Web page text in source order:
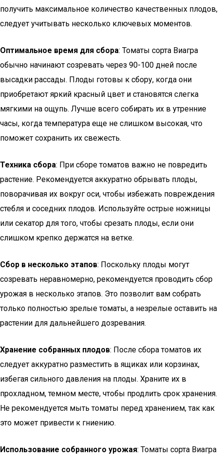
получить максимальное количество качественных плодов,
следует учитывать несколько ключевых моментов.
Оптимальное время для сбора: Томаты сорта Виагра
обычно начинают созревать через 90-100 дней после
высадки рассады. Плоды готовы к сбору, когда они
приобретают яркий красный цвет и становятся слегка
мягкими на ощупь. Лучше всего собирать их в утренние
часы, когда температура еще не слишком высокая, что
поможет сохранить их свежесть.
Техника сбора: При сборе томатов важно не повредить
растение. Рекомендуется аккуратно обрывать плоды,
поворачивая их вокруг оси, чтобы избежать повреждения
стебля и соседних плодов. Используйте острые ножницы
или секатор для того, чтобы срезать плоды, если они
слишком крепко держатся на ветке.
Сбор в несколько этапов: Поскольку плоды могут
созревать неравномерно, рекомендуется проводить сбор
урожая в несколько этапов. Это позволит вам собрать
только полностью зрелые томаты, а незрелые оставить на
растении для дальнейшего дозревания.
Хранение собранных плодов: После сбора томатов их
следует аккуратно разместить в ящиках или корзинах,
избегая сильного давления на плоды. Храните их в
прохладном, темном месте, чтобы продлить срок хранения.
Не рекомендуется мыть томаты перед хранением, так как
это может привести к гниению.
Использование собранного урожая: Томаты сорта Виагра